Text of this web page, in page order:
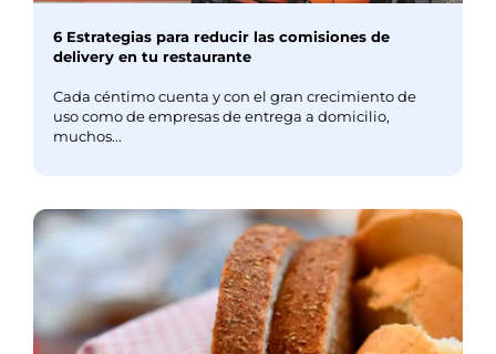
6 Estrategias para reducir las comisiones de
delivery en tu restaurante
Cada céntimo cuenta y con el gran crecimiento de
uso como de empresas de entrega a domicilio,
muchos...